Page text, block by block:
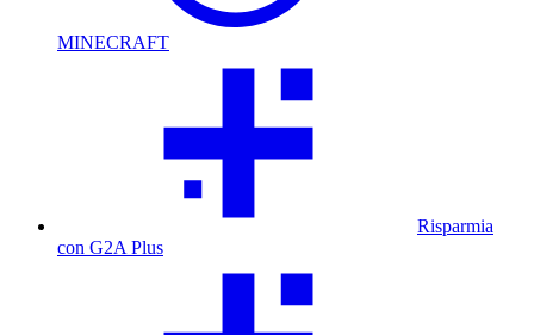
MINECRAFT
Risparmia
con G2A Plus